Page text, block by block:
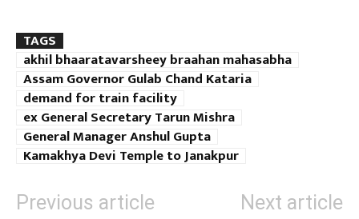
TAGS
akhil bhaaratavarsheey braahan mahasabha
Assam Governor Gulab Chand Kataria
demand for train facility
ex General Secretary Tarun Mishra
General Manager Anshul Gupta
Kamakhya Devi Temple to Janakpur
Previous article Next article